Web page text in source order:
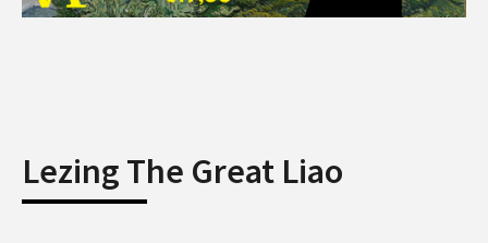
Lezing The Great Liao